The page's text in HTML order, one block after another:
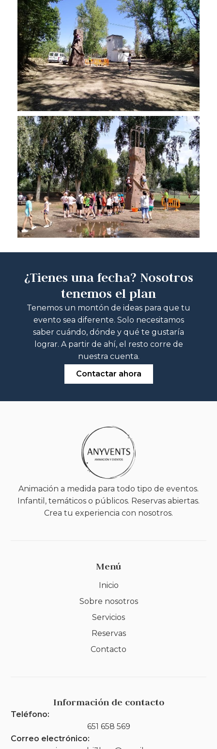
¿Tienes una fecha? Nosotros
tenemos el plan
Tenemos un montón de ideas para que tu
evento sea diferente. Solo necesitamos
saber cuándo, dónde y qué te gustaría
lograr. A partir de ahí, el resto corre de
nuestra cuenta.
Contactar ahora
Animación a medida para todo tipo de eventos.
Infantil, temáticos o públicos. Reservas abiertas.
Crea tu experiencia con nosotros.
Menú
Inicio
Sobre nosotros
Servicios
Reservas
Contacto
Información de contacto
Teléfono:
651 658 569
Correo electrónico: